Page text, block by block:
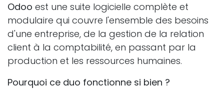
Odoo est une suite logicielle complète et
modulaire qui couvre l'ensemble des besoins
d'une entreprise, de la gestion de la relation
client à la comptabilité, en passant par la
production et les ressources humaines.
Pourquoi ce duo fonctionne si bien ?